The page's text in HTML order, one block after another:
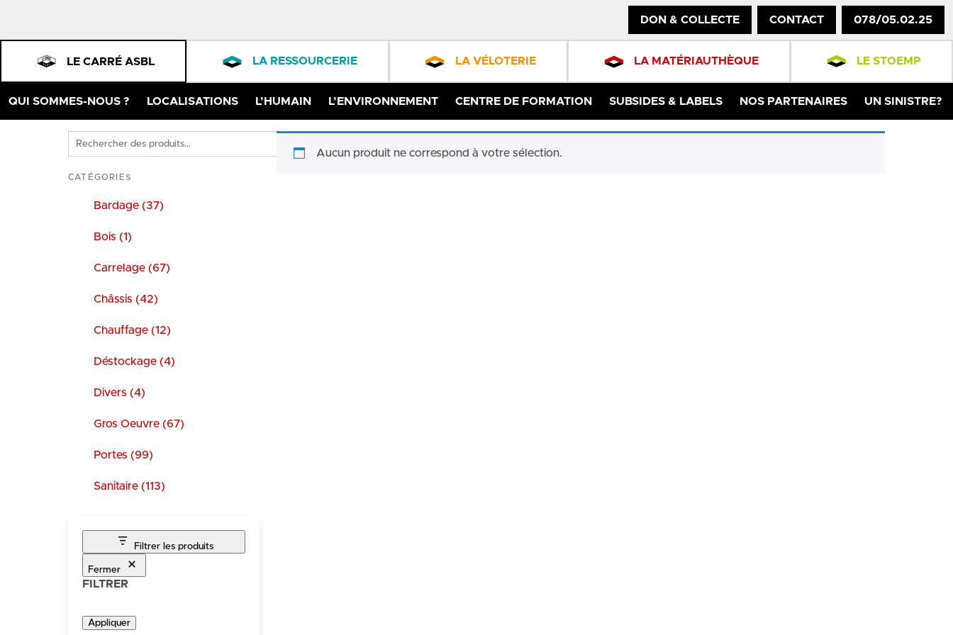
DON & COLLECTE CONTACT 078/05.02.25
LE CARRÉ ASBL LA RESSOURCERIE LA VÉLOTERIE LA MATÉRIAUTHÈQUE LE STOEMP
QUI SOMMES-NOUS ? LOCALISATIONS L’HUMAIN L’ENVIRONNEMENT CENTRE DE FORMATION SUBSIDES & LABELS NOS PARTENAIRES UN SINISTRE?
Rechercher
des
produits
CATÉGORIES
Bardage (37)
Bois (1)
Carrelage (67)
Châssis (42)
Chauffage (12)
Déstockage (4)
Divers (4)
Gros Oeuvre (67)
Portes (99)
Sanitaire (113)
Filtrer les produits
Fermer
FILTRER
Appliquer
Aucun produit ne correspond à votre sélection.